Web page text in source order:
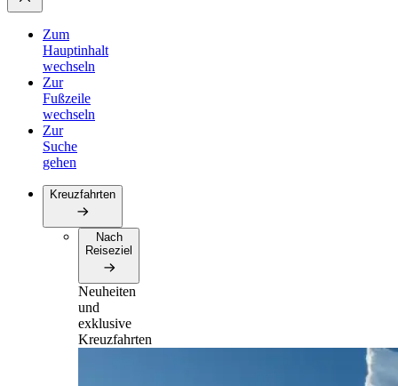
Zum
Hauptinhalt
wechseln
Zur
Fußzeile
wechseln
Zur
Suche
gehen
Kreuzfahrten
Nach
Reiseziel
Neuheiten
und
exklusive
Kreuzfahrten